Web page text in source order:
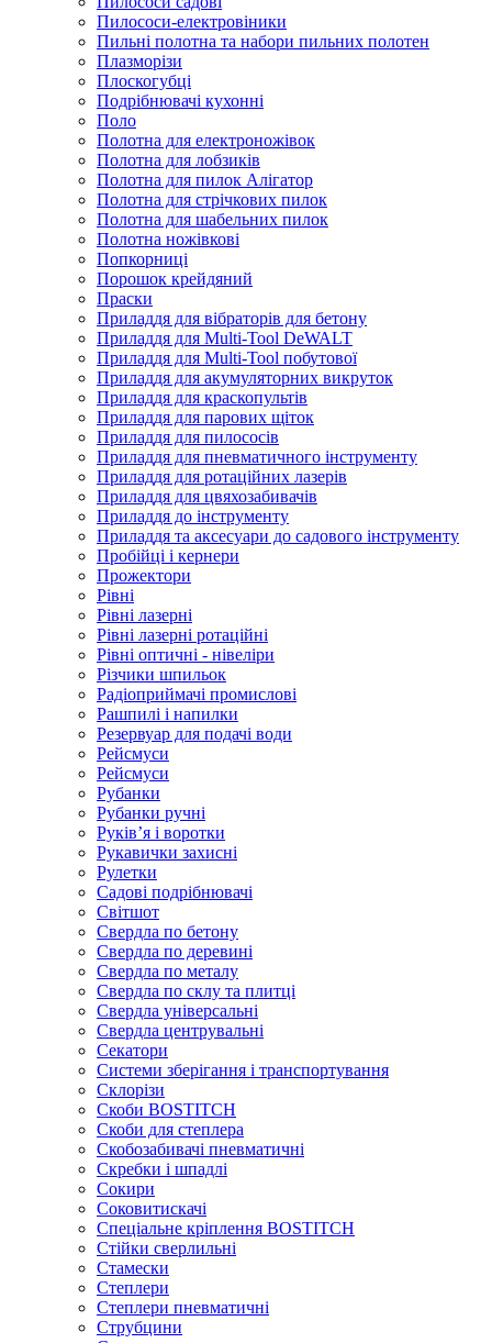
Пилососи-електровіники
Пильні полотна та набори пильних полотен
Плазморізи
Плоскогубці
Подрібнювачі кухонні
Поло
Полотна для електроножівок
Полотна для лобзиків
Полотна для пилок Алігатор
Полотна для стрічкових пилок
Полотна для шабельних пилок
Полотна ножівкові
Попкорниці
Порошок крейдяний
Праски
Приладдя для вібраторів для бетону
Приладдя для Multi-Tool DeWALT
Приладдя для Multi-Tool побутової
Приладдя для акумуляторних викруток
Приладдя для краскопультів
Приладдя для парових щіток
Приладдя для пилососів
Приладдя для пневматичного інструменту
Приладдя для ротаційних лазерів
Приладдя для цвяхозабивачів
Приладдя до інструменту
Приладдя та аксесуари до садового інструменту
Пробійці і кернери
Прожектори
Рівні
Рівні лазерні
Рівні лазерні ротаційні
Рівні оптичні - нівеліри
Різчики шпильок
Радіоприймачі промислові
Рашпилі і напилки
Резервуар для подачі води
Рейсмуси
Рейсмуси
Рубанки
Рубанки ручні
Руківʼя і воротки
Рукавички захисні
Рулетки
Садові подрібнювачі
Світшот
Свердла по бетону
Свердла по деревині
Свердла по металу
Свердла по склу та плитці
Свердла універсальні
Свердла центрувальні
Секатори
Системи зберігання і транспортування
Склорізи
Скоби BOSTITCH
Скоби для степлера
Скобозабивачі пневматичні
Скребки і шпадлі
Сокири
Соковитискачі
Спеціальне кріплення BOSTITCH
Стійки сверлильні
Стамески
Степлери
Степлери пневматичні
Струбцини